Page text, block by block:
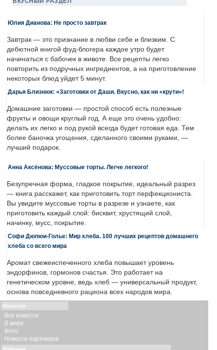
Юлия Дианова: Не просто завтрак
Завтрак — это признание в любви себе и близким. С
дебютной книгой фуд-блогера каждое утро будет
начинаться с бабочек в животе. Все рецепты легко
повторить из подручных ингредиентов, а на приготовление
некоторых блюд уйдет 5 минут.
Дарья Близнюк: «Заготовки от Даши. Вкусно, как ни «крути»!
Домашние заготовки — простой способ есть полезные
фрукты и овощи круглый год. А еще это очень удобно:
делать их легко и под рукой всегда будет готовая еда. Тем
более баночка угощения, сделанного своими руками, —
лучший подарок.
Анна Аксёнова: Муссовые торты. Легче легкого!
Безупречная форма, гладкое покрытие, идеальный разрез
— книга расскажет, как приготовить торт перфекциониста.
Вы увидите муссовые торты в разрезе и узнаете, как
приготовить каждый слой: бисквит, хрустящий слой,
начинку, мусс, покрытие.
Софи Дюпюи-Голье: Мир хлеба. 100 лучших рецептов домашнего
хлеба со всего мира
Аромат свежеиспеченного хлеба повышает уровень
эндорфинов, гормонов счастья. Это работает на
генетическом уровне, ведь хлеб — универсальный продукт,
основа повседневного рациона всех народов мира.
Новости
Все новости
В мире
Фото
Новости партнеров